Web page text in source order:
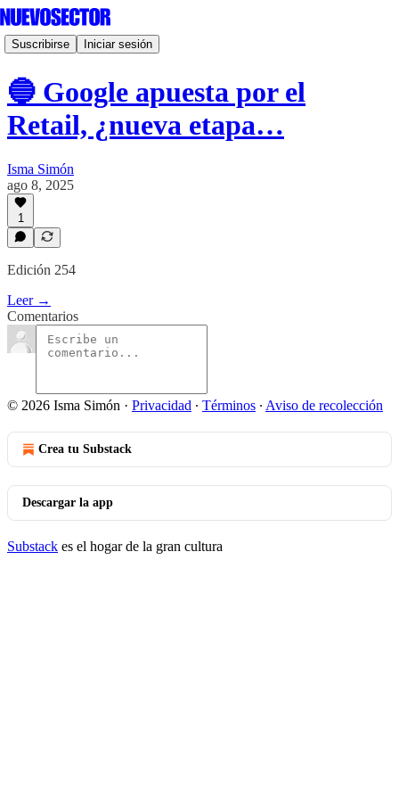
Suscribirse Iniciar sesión
🔵 Google apuesta por el
Retail, ¿nueva etapa…
Isma Simón
ago 8, 2025
1
Edición 254
Leer →
Comentarios
© 2026 Isma Simón · Privacidad ∙ Términos ∙ Aviso de recolección
Crea tu Substack
Descargar la app
Substack es el hogar de la gran cultura